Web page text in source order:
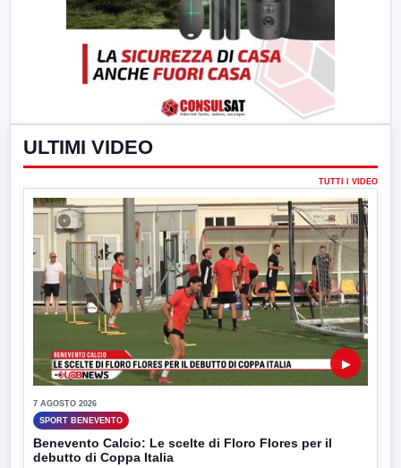
ULTIMI VIDEO
TUTTI I VIDEO
▶
7 AGOSTO 2026
SPORT BENEVENTO
Benevento Calcio: Le scelte di Floro Flores per il
debutto di Coppa Italia